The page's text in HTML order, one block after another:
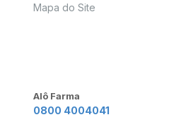
Mapa do Site
Alô Farma
0800 4004041